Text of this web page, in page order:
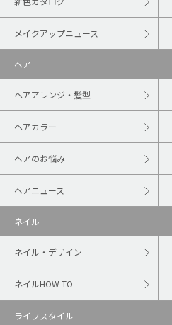
メイクアップニュース
ヘア
ヘアアレンジ・髪型
ヘアカラー
ヘアのお悩み
ヘアニュース
ネイル
ネイル・デザイン
ネイルHOW TO
ライフスタイル